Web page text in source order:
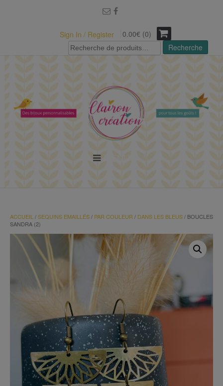
Sign In / Register
0.00€ (0)
Recherche
pour :
Recherche
ACCUEIL /SEQUINS EMAILLÉS/ PAR COULEUR / DANS LES BLEUS/ BOUCLES
SANDRA (2)